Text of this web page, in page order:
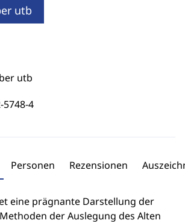
utb
utb
5748-4
Personen Rezensionen
eine prägnante Darstellung der
der Auslegung des Alten